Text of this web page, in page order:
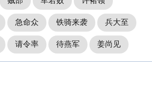
急命众 铁骑来袭 兵大至
请令率 待燕军 姜尚见